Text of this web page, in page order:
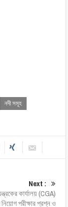
নদী সমূহ
Next :
কার্যালয় (CGA)
পরীক্ষার প্রশ্ন ও